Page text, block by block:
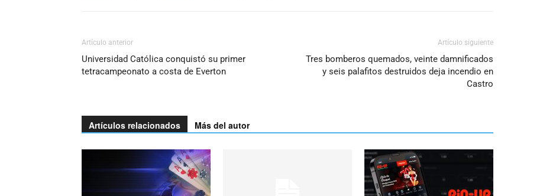
Artículo anterior
Universidad Católica conquistó su primer
tetracampeonato a costa de Everton
Artículo siguiente
Tres bomberos quemados, veinte damnificados
y seis palafitos destruidos deja incendio en
Castro
Artículos relacionados Más del autor